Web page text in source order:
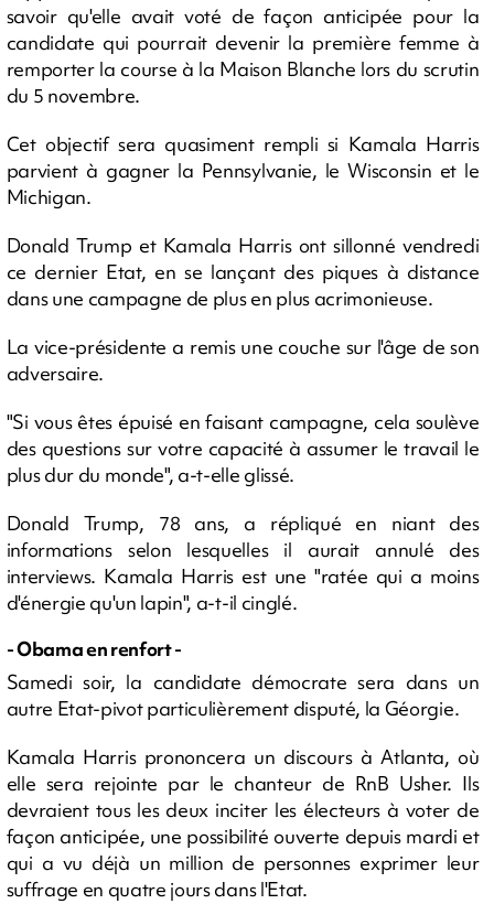
savoir qu'elle avait voté de façon anticipée pour la
candidate qui pourrait devenir la première femme à
remporter la course à la Maison Blanche lors du scrutin
du 5 novembre.
Cet objectif sera quasiment rempli si Kamala Harris
parvient à gagner la Pennsylvanie, le Wisconsin et le
Michigan.
Donald Trump et Kamala Harris ont sillonné vendredi
ce dernier Etat, en se lançant des piques à distance
dans une campagne de plus en plus acrimonieuse.
La vice-présidente a remis une couche sur l'âge de son
adversaire.
"Si vous êtes épuisé en faisant campagne, cela soulève
des questions sur votre capacité à assumer le travail le
plus dur du monde", a-t-elle glissé.
Donald Trump, 78 ans, a répliqué en niant des
informations selon lesquelles il aurait annulé des
interviews. Kamala Harris est une "ratée qui a moins
d'énergie qu'un lapin", a-t-il cinglé.
- Obama en renfort -
Samedi soir, la candidate démocrate sera dans un
autre Etat-pivot particulièrement disputé, la Géorgie.
Kamala Harris prononcera un discours à Atlanta, où
elle sera rejointe par le chanteur de RnB Usher. Ils
devraient tous les deux inciter les électeurs à voter de
façon anticipée, une possibilité ouverte depuis mardi et
qui a vu déjà un million de personnes exprimer leur
suffrage en quatre jours dans l'Etat.